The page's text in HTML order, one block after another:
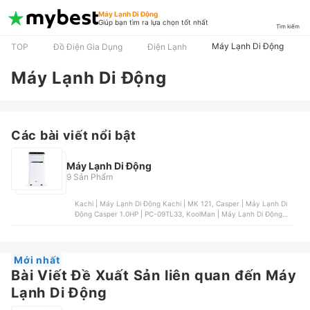
Máy Lạnh Di Động
Giúp bạn tìm ra lựa chọn tốt nhất
Tìm kiếm
TOP Đồ Điện Gia Dụng Điện Lạnh Máy Lạnh Di Động
Máy Lạnh Di Động
Các bài viết nổi bật
Máy Lạnh Di Động
9 Sản Phẩm
Kachi | Máy Lạnh Di Động Kachi | MK 121, Casper | Máy Lạnh Di
Động Casper 1.0HP | PC-09TL33, KoolMan | Máy Lạnh Di Động
Mới nhất
Bài Viết Đề Xuất Sản liên quan đến Máy
Lạnh Di Động